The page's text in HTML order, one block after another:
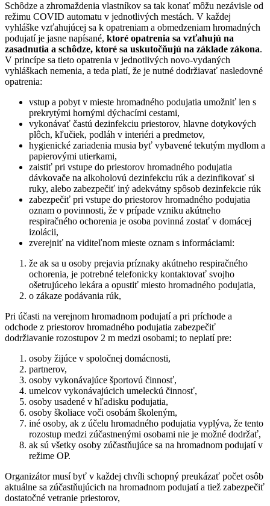
Schôdze a zhromaždenia vlastníkov sa tak konať môžu nezávisle od
režimu COVID automatu v jednotlivých mestách. V každej
vyhláške vzťahujúcej sa k opatreniam a obmedzeniam hromadných
podujatí je jasne napísané, ktoré opatrenia sa vzťahujú na
zasadnutia a schôdze, ktoré sa uskutočňujú na základe zákona.
V princípe sa tieto opatrenia v jednotlivých novo-vydaných
vyhláškach nemenia, a teda platí, že je nutné dodržiavať nasledovné
opatrenia:
vstup a pobyt v mieste hromadného podujatia umožniť len s
prekrytými hornými dýchacími cestami,
vykonávať častú dezinfekciu priestorov, hlavne dotykových
plôch, kľučiek, podláh v interiéri a predmetov,
hygienické zariadenia musia byť vybavené tekutým mydlom a
papierovými utierkami,
zaistiť pri vstupe do priestorov hromadného podujatia
dávkovače na alkoholovú dezinfekciu rúk a dezinfikovať si
ruky, alebo zabezpečiť iný adekvátny spôsob dezinfekcie rúk
zabezpečiť pri vstupe do priestorov hromadného podujatia
oznam o povinnosti, že v prípade vzniku akútneho
respiračného ochorenia je osoba povinná zostať v domácej
izolácii,
zverejniť na viditeľnom mieste oznam s informáciami:
že ak sa u osoby prejavia príznaky akútneho respiračného
ochorenia, je potrebné telefonicky kontaktovať svojho
ošetrujúceho lekára a opustiť miesto hromadného podujatia,
o zákaze podávania rúk,
Pri účasti na verejnom hromadnom podujatí a pri príchode a
odchode z priestorov hromadného podujatia zabezpečiť
dodržiavanie rozostupov 2 m medzi osobami; to neplatí pre:
osoby žijúce v spoločnej domácnosti,
partnerov,
osoby vykonávajúce športovú činnosť,
umelcov vykonávajúcich umeleckú činnosť,
osoby usadené v hľadisku podujatia,
osoby školiace voči osobám školeným,
iné osoby, ak z účelu hromadného podujatia vyplýva, že tento
rozostup medzi zúčastnenými osobami nie je možné dodržať,
ak sú všetky osoby zúčastňujúce sa na hromadnom podujatí v
režime OP.
Organizátor musí byť v každej chvíli schopný preukázať počet osôb
aktuálne sa zúčastňujúcich na hromadnom podujatí a tiež zabezpečiť
dostatočné vetranie priestorov,